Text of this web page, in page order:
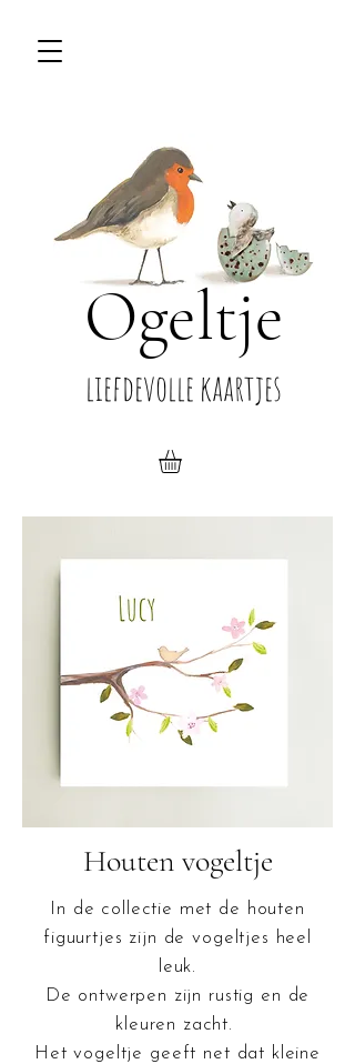
liefdevolle kaartjes
Ogeltje
Houten vogeltje
In de collectie met de houten
figuurtjes zijn de vogeltjes heel
leuk.
De ontwerpen zijn rustig en de
kleuren zacht.
Het vogeltje geeft net dat kleine